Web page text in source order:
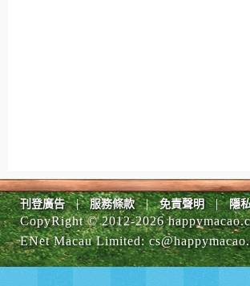
刊登廣告 | 服務條款 | 免責聲明 | 隱
CopyRight © 2012-2026
ENet Macau Limited: